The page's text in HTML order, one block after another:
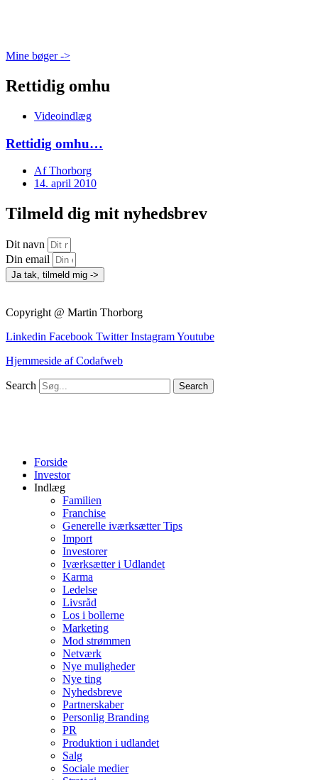
Mine bøger ->
Rettidig omhu
Videoindlæg
Rettidig omhu…
AfThorborg
14. april 2010
Tilmeld dig mit nyhedsbrev
Dit navn
Din email
Ja tak, tilmeld mig ->
Copyright @ Martin Thorborg
Linkedin Facebook Twitter InstagramYoutube
Hjemmeside af Codafweb
Search Search
Forside
Investor
Indlæg
Familien
Franchise
Generelle iværksætter Tips
Import
Investorer
Iværksætter i Udlandet
Karma
Ledelse
Livsråd
Los i bollerne
Marketing
Mod strømmen
Netværk
Nye muligheder
Nye ting
Nyhedsbreve
Partnerskaber
Personlig Branding
PR
Produktion i udlandet
Salg
Sociale medier